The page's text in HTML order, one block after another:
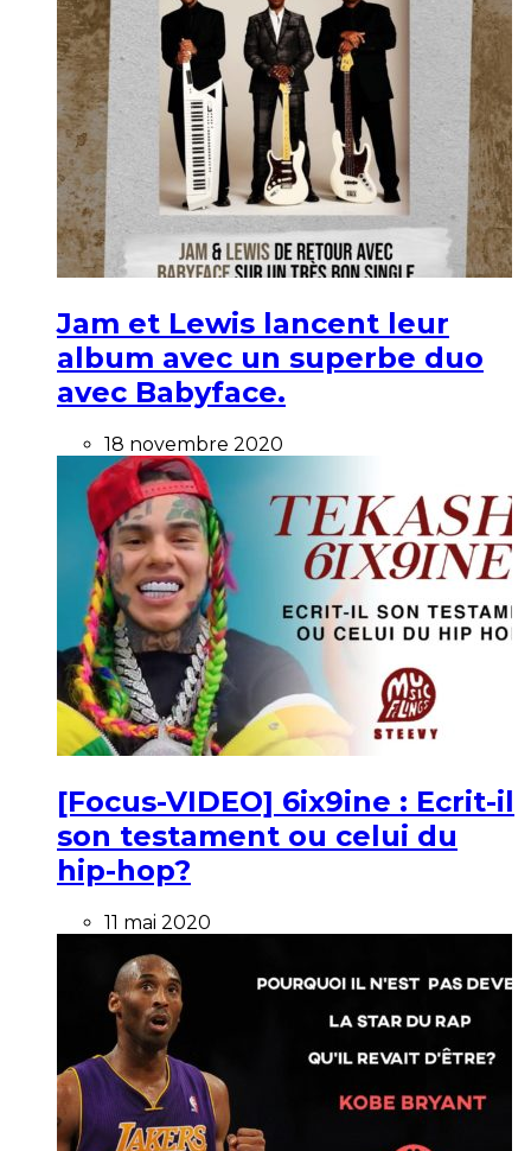
Jam et Lewis lancent leur
album avec un superbe duo
avec Babyface.
18 novembre 2020
[Focus-VIDEO] 6ix9ine : Ecrit-il
son testament ou celui du
hip-hop?
11 mai 2020